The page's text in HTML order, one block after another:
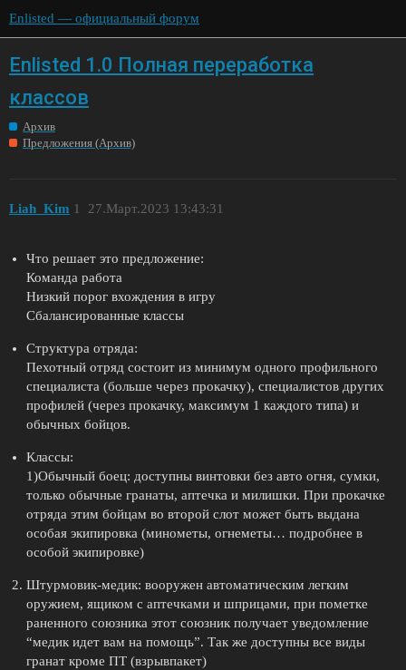
Enlisted — официальный форум
Enlisted 1.0 Полная переработка
классов
Архив
Предложения (Архив)
Liah_Kim 27.Март.2023 13:43:31
1
Что решает это предложение:
Команда работа
Низкий порог вхождения в игру
Сбалансированные классы
Структура отряда:
Пехотный отряд состоит из минимум одного профильного
специалиста (больше через прокачку), специалистов других
профилей (через прокачку, максимум 1 каждого типа) и
обычных бойцов.
Классы:
1)Обычный боец: доступны винтовки без авто огня, сумки,
только обычные гранаты, аптечка и милишки. При прокачке
отряда этим бойцам во второй слот может быть выдана
особая экипировка (минометы, огнеметы… подробнее в
особой экипировке)
Штурмовик-медик: вооружен автоматическим легким
оружием, ящиком с аптечками и шприцами, при пометке
раненного союзника этот союзник получает уведомление
“медик идет вам на помощь”. Так же доступны все виды
гранат кроме ПТ (взрывпакет)